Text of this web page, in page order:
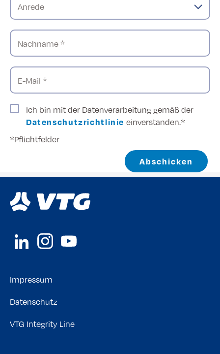
Anrede
Nachname *
E-Mail *
Ich bin mit der Datenverarbeitung gemäß der
Datenschutzrichtlinie einverstanden.*
*Pflichtfelder
Abschicken
Impressum
Datenschutz
VTG Integrity Line